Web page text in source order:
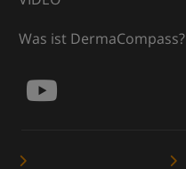
Was ist DermaCompass?